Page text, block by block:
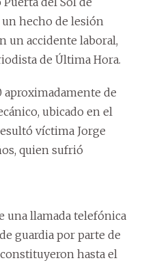
hecho de lesión
un accidente laboral,
de Última Hora.
aproximadamente de
ubicado en el
víctima Jorge
quien sufrió
una llamada telefónica
guardia por parte de
hasta el